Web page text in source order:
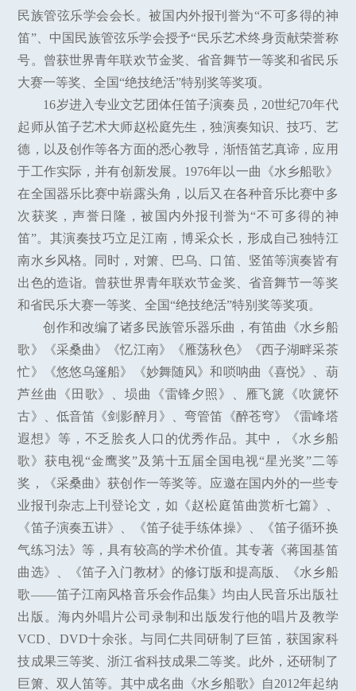
民族管弦乐学会会长。被国内外报刊誉为“不可多得的神
笛”、中国民族管弦乐学会授予“民乐艺术终身贡献荣誉称
号。曾获世界青年联欢节金奖、省音舞节一等奖和省民乐
大赛一等奖、全国“绝技绝活”特别奖等奖项。
16岁进入专业文艺团体任笛子演奏员，20世纪70年代
起师从笛子艺术大师赵松庭先生，独演奏知识、技巧、艺
德，以及创作等各方面的悉心教导，渐悟笛艺真谛，应用
于工作实际，并有创新发展。1976年以一曲《水乡船歌》
在全国器乐比赛中崭露头角，以后又在各种音乐比赛中多
次获奖，声誉日隆，被国内外报刊誉为“不可多得的神
笛”。其演奏技巧立足江南，博采众长，形成自己独特江
南水乡风格。同时，对箫、巴乌、口笛、竖笛等演奏皆有
出色的造诣。曾获世界青年联欢节金奖、省音舞节一等奖
和省民乐大赛一等奖、全国“绝技绝活”特别奖等奖项。
创作和改编了诸多民族管乐器乐曲，有笛曲《水乡船
歌》《采桑曲》《忆江南》《雁荡秋色》《西子湖畔采茶
忙》《悠悠乌篷船》《妙舞随风》和唢呐曲《喜悦》、葫
芦丝曲《田歌》、埙曲《雷锋夕照》、雁飞篪《吹篪怀
古》、低音笛《剑影醉月》、弯管笛《醉苍穹》《雷峰塔
遐想》等，不乏脍炙人口的优秀作品。其中，《水乡船
歌》获电视“金鹰奖”及第十五届全国电视“星光奖”二等
奖，《采桑曲》获创作一等奖等。应邀在国内外的一些专
业报刊杂志上刊登论文，如《赵松庭笛曲赏析七篇》、
《笛子演奏五讲》、《笛子徒手练体操》、《笛子循环换
气练习法》等，具有较高的学术价值。其专著《蒋国基笛
曲选》、《笛子入门教材》的修订版和提高版、《水乡船
歌——笛子江南风格音乐会作品集》均由人民音乐出版社
出版。海内外唱片公司录制和出版发行他的唱片及教学
VCD、DVD十余张。与同仁共同研制了巨笛，获国家科
技成果三等奖、浙江省科技成果二等奖。此外，还研制了
巨箫、双人笛等。其中成名曲《水乡船歌》自2012年起纳